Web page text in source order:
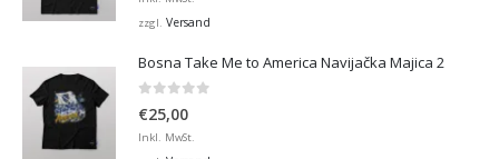
zzgl. Versand
Bosna Take Me to America Navijačka Majica 2
€25,00
Inkl. MwSt.